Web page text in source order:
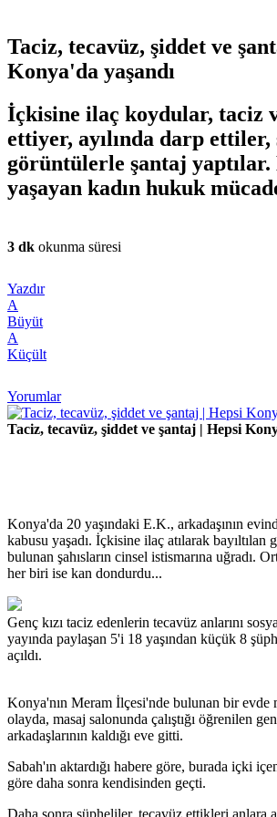
Taciz, tecavüz, şiddet ve
Konya'da yaşandı
İçkisine ilaç koydular, taciz
ettiyer, ayılında darp
görüntülerle şantaj yaptılar.
yaşayan kadın hukuk
3 dk okunma süresi
Yazdır
A
Büyüt
A
Küçült
Yorumlar
Taciz, tecavüz, şiddet ve şantaj | Hepsi
Konya'da 20 yaşındaki E.K., arkadaşının
kabusu yaşadı. İçkisine ilaç atılarak bayıltılan
bulunan şahısların cinsel istismarına uğradı.
her biri ise kan dondurdu...
Genç kızı taciz edenlerin tecavüz anlarını
yayında paylaşan 5'i 18 yaşından küçük 8
açıldı.
Konya'nın Meram İlçesi'nde bulunan bir evde
olayda, masaj salonunda çalıştığı öğrenilen
arkadaşlarının kaldığı eve gitti.
Sabah'ın aktardığı habere göre, burada içki
göre daha sonra kendisinden geçti.
Daha sonra şüpheliler, tecavüz ettikleri anlara